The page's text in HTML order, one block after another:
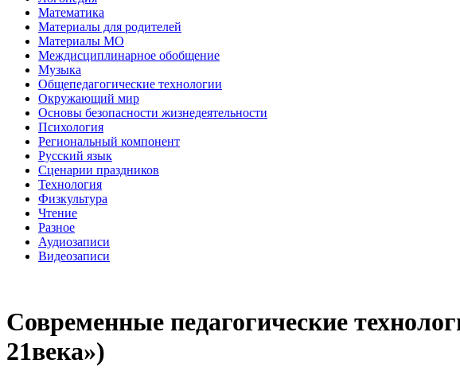
Математика
Материалы для родителей
Материалы МО
Междисциплинарное обобщение
Музыка
Общепедагогические технологии
Окружающий мир
Основы безопасности жизнедеятельности
Психология
Региональный компонент
Русский язык
Сценарии праздников
Технология
Физкультура
Чтение
Разное
Аудиозаписи
Видеозаписи
Современные педагогические
21века»)